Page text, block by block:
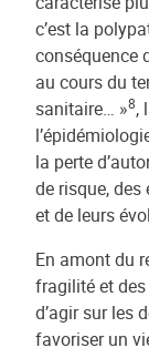
c’est la
conséquence
au cours du
sanitaire… »8,
la perte
de risque, des
et de leurs
En amont du
fragilité et
d’agir sur les
favoriser un